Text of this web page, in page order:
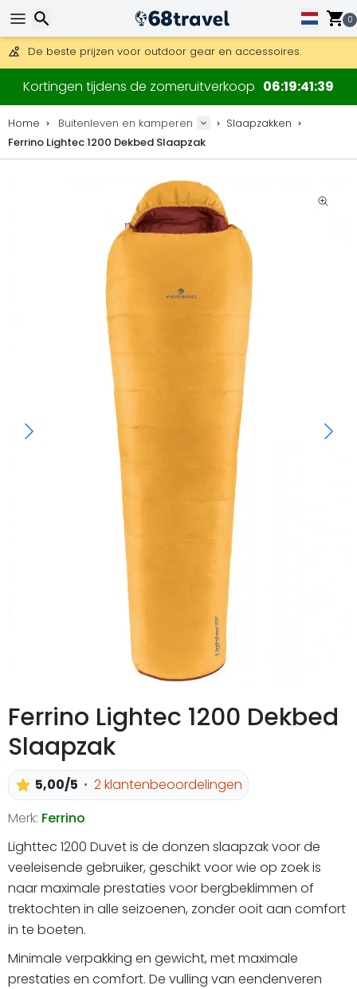
0
Gratis verzending bij bestellingen boven 169 €.
DHL Express is ook beschikbaar.
30 dagen retour, 90 dagen voor houten kaarten en
Kortingen tijdens de zomeruitverkoop 06 19 41 38
Home Buitenleven en kamperen
Slaapzakken
Ferrino Lightec 1200 Dekbed Slaapzak
Ferrino Lightec 1200 Dekbed
Slaapzak
5,00/5
2 klantenbeoordelingen
Merk: Ferrino
Lighttec 1200 Duvet is de donzen slaapzak voor de
veeleisende gebruiker, geschikt voor wie op zoek is
naar maximale prestaties voor bergbeklimmen of
trektochten in alle seizoenen, zonder ooit aan comfort
in te boeten.
Minimale verpakking en gewicht, met maximale
prestaties en comfort. De vulling van eendenveren
Zoeken
Zoeken